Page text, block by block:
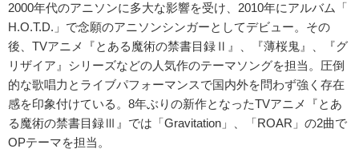
2000年代のアニソンに多大な影響を受け、2010年にアルバム「
H.O.T.D.」で念願のアニソンシンガーとしてデビュー。その
後、TVアニメ『とある魔術の禁書目録Ⅱ』、『薄桜鬼』、『グ
リザイア』シリーズなどの人気作のテーマソングを担当。圧倒
的な歌唱力とライブパフォーマンスで国内外を問わず強く存在
感を印象付けている。8年ぶりの新作となったTVアニメ『とあ
る魔術の禁書目録Ⅲ』では「Gravitation」、「ROAR」の2曲で
OPテーマを担当。